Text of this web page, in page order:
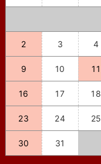
2 3 4
9 10 11
16 17 18
23 24 25
30 31